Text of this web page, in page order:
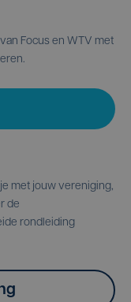
Focus en WTV met
met jouw vereniging,
de
rondleiding